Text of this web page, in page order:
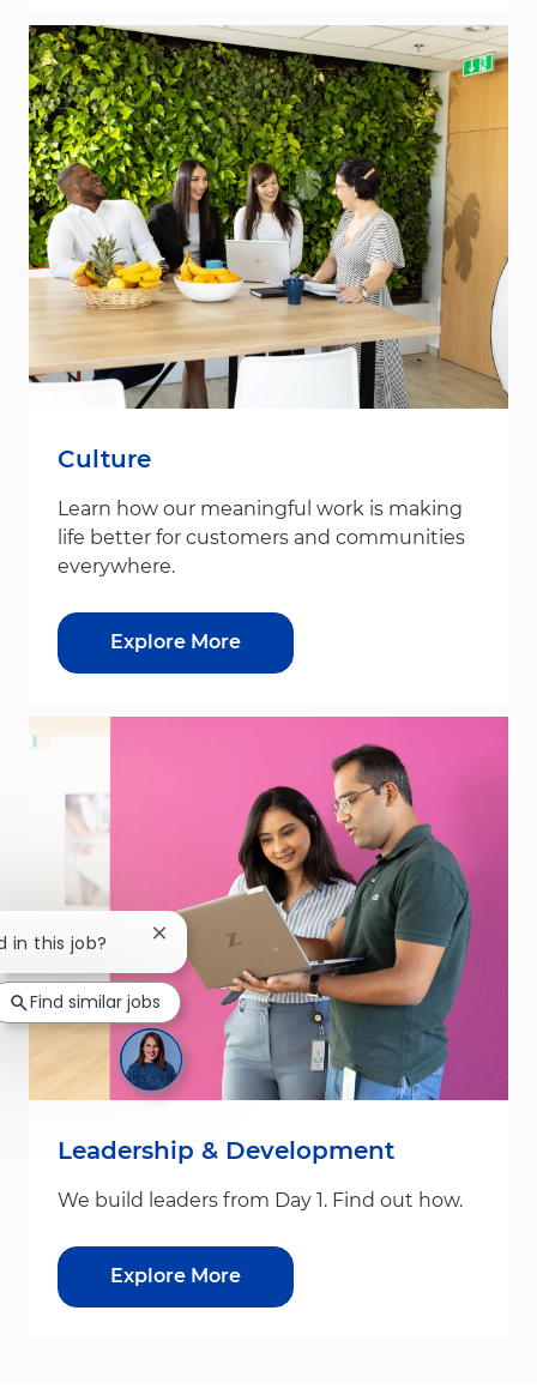
Culture
Learn how our meaningful work is making
life better for customers and communities
everywhere.
Explore More
Leadership & Development
We build leaders from Day 1. Find out how.
Explore More
in this job? Close chatbot notification
Find similar jobs